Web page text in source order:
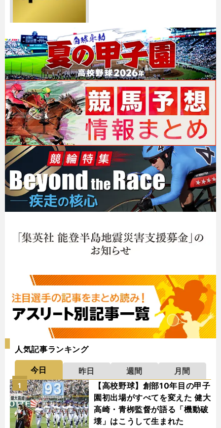
人気記事ランキング
今日 昨日 週間
月間
【高校野球】創部10年目の甲子
園初出場がすべてを変えた 健大
高崎・青栁監督が語る「機動破
壊」はこうして生まれた
1